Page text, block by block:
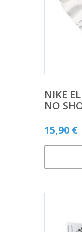
NIKE
NO
15,90 €